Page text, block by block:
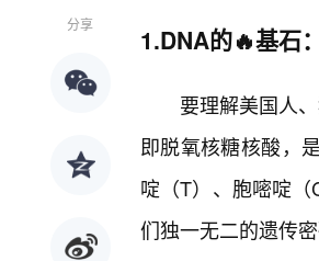
分享 1.DNA的🔥基石
要理解美国人
即脱氧核糖核酸，
啶（T）、胞嘧啶
们独一无二的遗传密